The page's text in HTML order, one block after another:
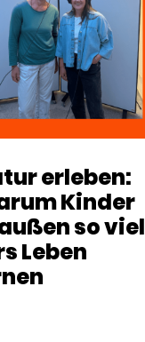
erleben:
Kinder
so viel
Leben